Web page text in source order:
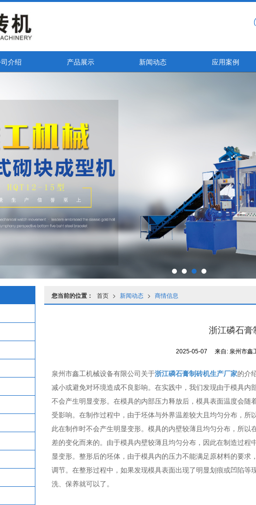
介绍 产品展示 新闻动态 应用案例
您当前的位置： 首页 > 新闻动态 > 商情信息
浙江磷石膏
2025-05-07 来自: 泉州市鑫
泉州市鑫工机械设备有限公司关于浙江磷石膏制砖机生产厂家的介
减小或避免对环境造成不良影响。在实践中，我们发现由于模具
不会产生明显变形。在模具的内部压力释放后，模具表面温度会
受影响。在制作过程中，由于坯体与外界温差较大且均匀分布，
此在制作时不会产生明显变形。模具的内壁较薄且均匀分布，所
差的变化而来的。由于模具内壁较薄且均匀分布，因此在制造过
显变形。整形后的坯体，由于模具内的压力不能满足原材料的要
调节。在整形过程中，如果发现模具表面出现了明显划痕或凹陷
洗、保养就可以了。